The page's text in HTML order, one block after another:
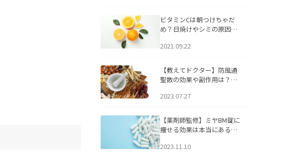
ビタミンCは朝つけちゃだ
め？日焼けやシミの原因に
2021.09.22
【教えてドクター】防風通
聖散の効果や副作用は？長
2023.07.27
【薬剤師監修】ミヤBM錠に
痩せる効果は本当にある
2023.11.10